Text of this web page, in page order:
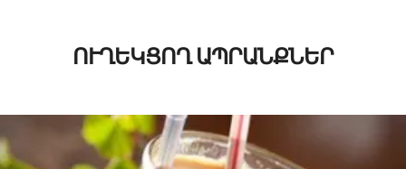
ՈՒՂԵԿՑՈՂ ԱՊՐԱՆՔՆԵՐ